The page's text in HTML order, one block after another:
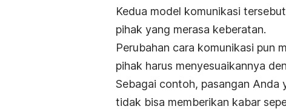
Kedua model komunikasi
pihak yang merasa keberatan.
Perubahan cara komunikasi pun
pihak harus menyesuaikannya
Sebagai contoh, pasangan Anda
tidak bisa memberikan kabar